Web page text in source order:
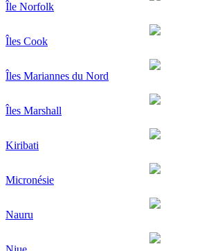
Île Norfolk
Îles Cook
Îles Mariannes du Nord
Îles Marshall
Kiribati
Micronésie
Nauru